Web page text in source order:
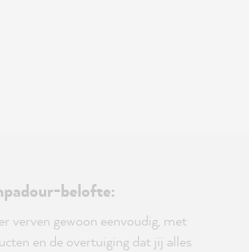
belofte:
verven gewoon eenvoudig, met
en de overtuiging dat jij alles